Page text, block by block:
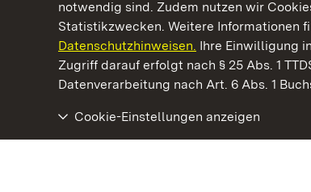
notwendig sind. Zudem nutzen wir
Statistikzwecken. Weitere Informationen
Datenschutzhinweisen. Ihre Einwilligung
Zugriff darauf erfolgt nach § 25 Abs. 1
Datenverarbeitung nach Art. 6 Abs. 1
Cookie-Einstellungen anzeigen
Kommen. Staunen. Genießen.